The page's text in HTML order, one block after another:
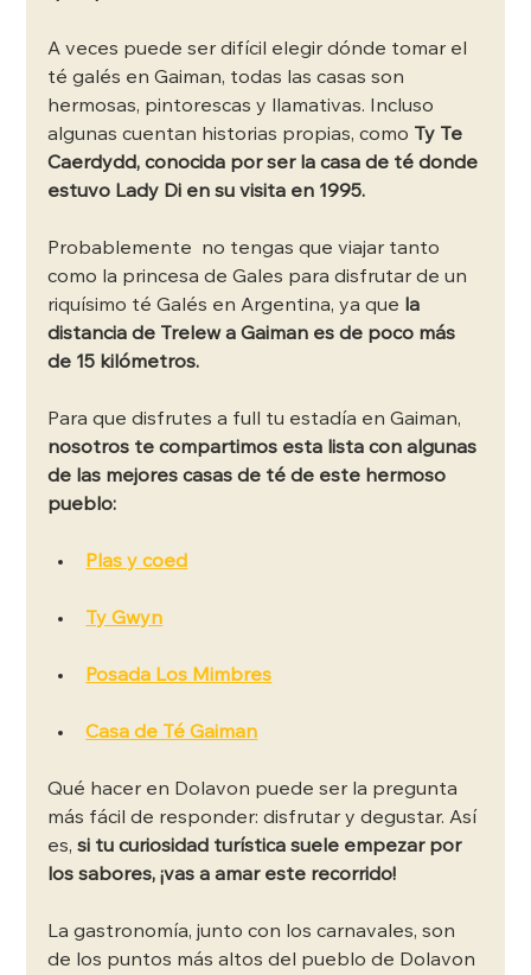
A veces puede ser difícil elegir dónde tomar el
té galés en Gaiman, todas las casas son
hermosas, pintorescas y llamativas. Incluso
algunas cuentan historias propias, como
Ty Te
Caerdydd, conocida por ser la casa de té donde
estuvo Lady Di en su visita en 1995.
Probablemente  no tengas que viajar tanto
como la princesa de Gales para disfrutar de un
riquísimo té Galés en Argentina, ya que la
distancia de Trelew a Gaiman es de poco más
de 15 kilómetros.
Para que disfrutes a full tu estadía en Gaiman,
nosotros te compartimos esta lista con algunas
de las mejores casas de té de este hermoso
pueblo:
Plas y coed
Ty Gwyn
Posada Los Mimbres
Casa de Té Gaiman
Qué hacer en Dolavon puede ser la pregunta
más fácil de responder: disfrutar y degustar. Así
es, si tu curiosidad turística suele empezar por
los sabores, ¡vas a amar este recorrido!
La gastronomía, junto con los carnavales, son
de los puntos más altos del pueblo de Dolavon